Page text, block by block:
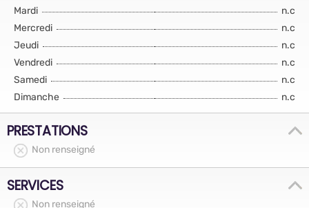
Mardi
n.c
Mercredi
n.c
Jeudi
n.c
Vendredi
n.c
Samedi
n.c
Dimanche
n.c
PRESTATIONS
Non renseigné
SERVICES
Non renseigné